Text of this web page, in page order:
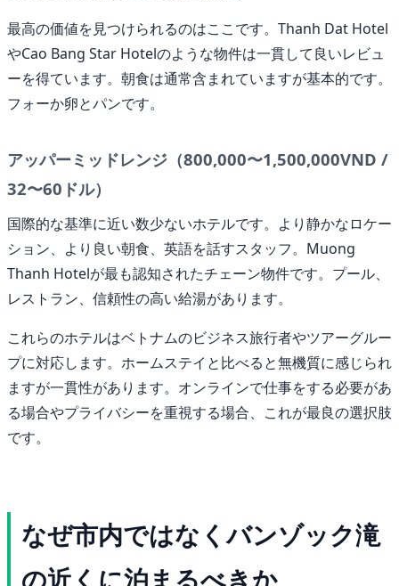
最高の価値を見つけられるのはここです。Thanh Dat Hotel
やCao Bang Star Hotelのような物件は一貫して良いレビュ
ーを得ています。朝食は通常含まれていますが基本的です。
フォーか卵とパンです。
アッパーミッドレンジ（800,000〜1,500,000VND /
32〜60ドル）
国際的な基準に近い数少ないホテルです。より静かなロケー
ション、より良い朝食、英語を話すスタッフ。Muong
Thanh Hotelが最も認知されたチェーン物件です。プール、
レストラン、信頼性の高い給湯があります。
これらのホテルはベトナムのビジネス旅行者やツアーグルー
プに対応します。ホームステイと比べると無機質に感じられ
ますが一貫性があります。オンラインで仕事をする必要があ
る場合やプライバシーを重視する場合、これが最良の選択肢
です。
なぜ市内ではなくバンゾック滝
の近くに泊まるべきか